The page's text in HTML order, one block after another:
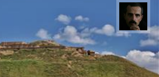
عباس رحمانی